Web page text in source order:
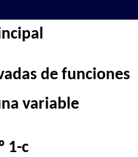
de funciones
variable
1-c